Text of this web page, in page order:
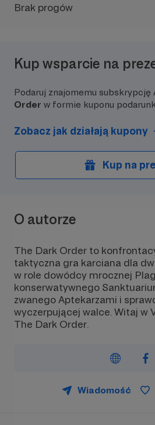
Brak progów
Kup wsparcie na
Podaruj znajomemu subskrypcję
Order w formie kuponu
Zobacz jak działają kupony
Kup na
O autorze
The Dark Order to
taktyczna gra karciana dla
w role dowódcy mrocznej
konserwatywnego
zwanego Aptekarzami i
wyczerpującej walce. Witaj w
The Dark Order.
Wiadomość